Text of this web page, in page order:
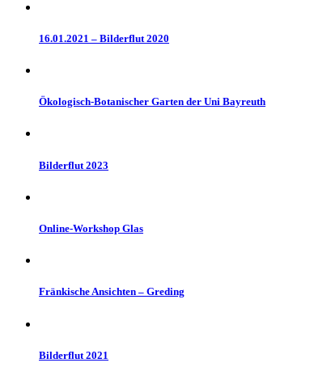
16.01.2021 – Bilderflut 2020
Ökologisch-Botanischer Garten der Uni Bayreuth
Bilderflut 2023
Online-Workshop Glas
Fränkische Ansichten – Greding
Bilderflut 2021